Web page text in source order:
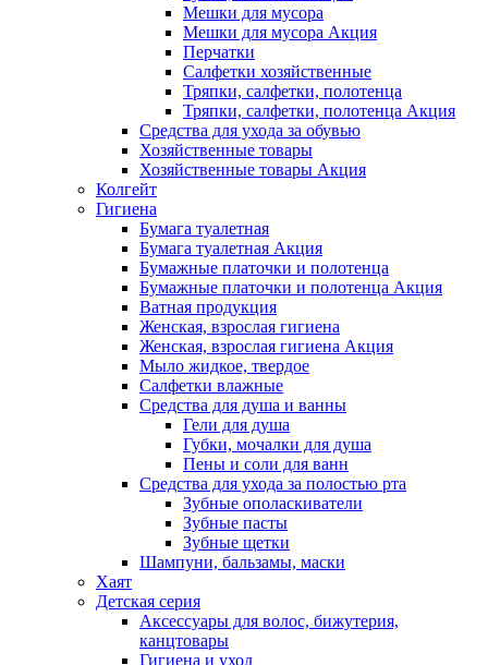
Мешки для мусора
Мешки для мусора Акция
Перчатки
Салфетки хозяйственные
Тряпки, салфетки, полотенца
Тряпки, салфетки, полотенца Акция
Средства для ухода за обувью
Хозяйственные товары
Хозяйственные товары Акция
Колгейт
Гигиена
Бумага туалетная
Бумага туалетная Акция
Бумажные платочки и полотенца
Бумажные платочки и полотенца Акция
Ватная продукция
Женская, взрослая гигиена
Женская, взрослая гигиена Акция
Мыло жидкое, твердое
Салфетки влажные
Средства для душа и ванны
Гели для душа
Губки, мочалки для душа
Пены и соли для ванн
Средства для ухода за полостью рта
Зубные ополаскиватели
Зубные пасты
Зубные щетки
Шампуни, бальзамы, маски
Хаят
Детская серия
Аксессуары для волос, бижутерия,
канцтовары
Гигиена и уход